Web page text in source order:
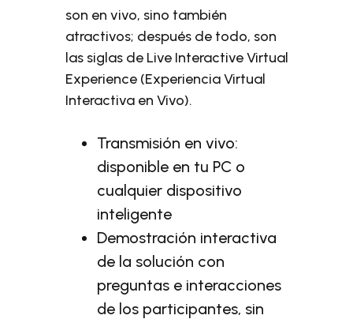
son en vivo, sino también
atractivos; después de todo, son
las siglas de Live Interactive Virtual
Experience (Experiencia Virtual
Interactiva en Vivo).
Transmisión en vivo:
disponible en tu PC o
cualquier dispositivo
inteligente
Demostración interactiva
de la solución con
preguntas e interacciones
de los participantes, sin